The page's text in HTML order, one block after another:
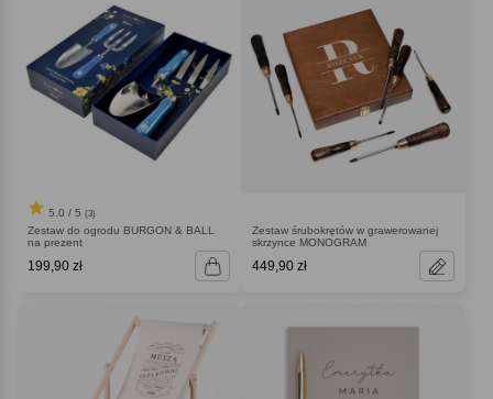
5.0 / 5 (3)
Zestaw do ogrodu BURGON & BALL
na prezent
199,90 zł
Zestaw śrubokrętów w grawerowanej
skrzynce MONOGRAM
449,90 zł